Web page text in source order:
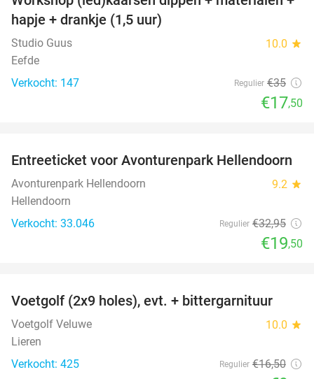
50%
hapje + drankje (1,5 uur)
Studio Guus 10.0 star
Eefde
Verkocht: 147
Regulier €35
€17,50
41%
Entreeticket voor Avonturenpark Hellendoorn
Avonturenpark Hellendoorn 9.2 star
Hellendoorn
Verkocht: 33.046
Regulier €32,95
€19,50
40%
Voetgolf (2x9 holes), evt. + bittergarnituur
Voetgolf Veluwe 10.0 star
Lieren
Verkocht: 425
Regulier €16,50